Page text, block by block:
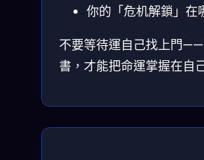
你的「危机解鎖」在
不要等待運自己找上門
書，才能把命運掌握在自